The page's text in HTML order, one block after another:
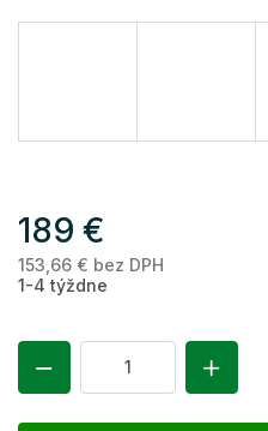
189 €
153,66 € bez DPH
1-4 týždne